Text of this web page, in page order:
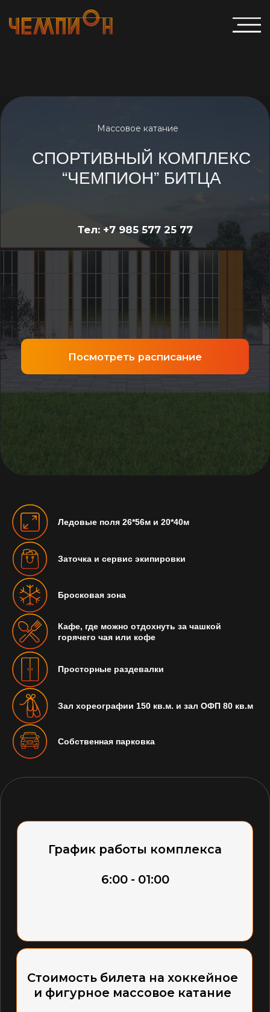
“ЧЕМПИОН” БИТЦА
Тел: +7 985 577 25 77
Ледовые поля 26*56м и 20*40м
Заточка и сервис экипировки
Бросковая зона
Кафе, где можно отдохнуть за чашкой
горячего чая или кофе
Просторные раздевалки
Зал хореографии 150 кв.м. и зал ОФП 80 кв.м
Собственная парковка
График работы комплекса
6:00 - 01:00
Стоимость билета на хоккейное
и фигурное массовое катание
1 000 руб./сеанс